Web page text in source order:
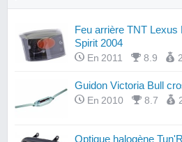
Feu arrière TNT
Spirit 2004
En 2011 8.9
Guidon Victoria Bull
En 2010 8.7
Optique halogène